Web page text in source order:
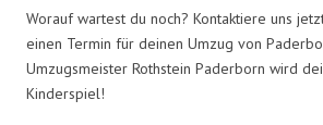
Worauf wartest du noch? Kontaktiere uns
einen Termin für deinen Umzug von
Umzugsmeister Rothstein Paderborn wird
Kinderspiel!